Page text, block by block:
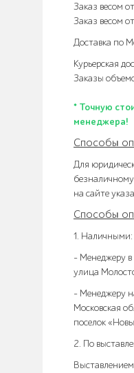
Заказ весом
Заказ весом
Доставка по
Курьерская
Заказы
* Точную
менеджера!
Способы
Для
на сайте
Способы
1. Наличными:
- Менеджеру
улица
- Менеджеру
Московская
поселок
2. По